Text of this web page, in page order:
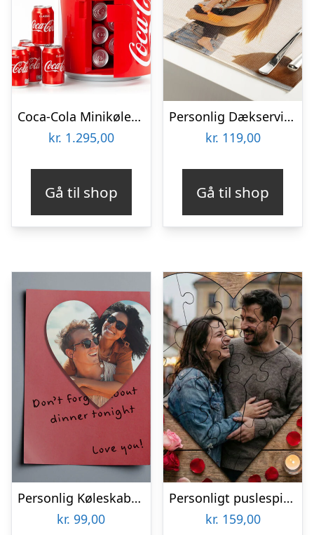
Coca-Cola Minikøleskab
kr. 1.295,00
Gå til shop
Personlig Dækserviet med Billede
kr. 119,00
Gå til shop
Personlig Køleskabsmagnet med Foto – Hjerte
kr. 99,00
Personligt puslespil med Billede – Hjerte
kr. 159,00